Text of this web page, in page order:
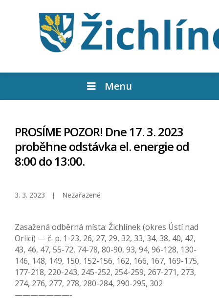
Menu
PROSÍME POZOR! Dne 17. 3. 2023
proběhne odstávka el. energie od
8:00 do 13:00.
3. 3. 2023 Nezařazené
Zasažená odběrná místa: Žichlínek (okres Ústí nad
Orlicí) — č. p. 1-23, 26, 27, 29, 32, 33, 34, 38, 40, 42,
43, 46, 47, 55-72, 74-78, 80-90, 93, 94, 96-128, 130-
146, 148, 149, 150, 152-156, 162, 166, 167, 169-175,
177-218, 220-243, 245-252, 254-259, 267-271, 273,
274, 276, 277, 278, 280-284, 290-295, 302
———————-